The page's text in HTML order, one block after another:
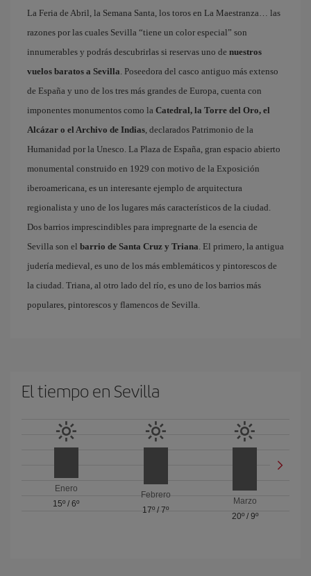
La Feria de Abril, la Semana Santa, los toros en La Maestranza… las
razones por las cuales Sevilla “tiene un color especial” son
innumerables y podrás descubrirlas si reservas uno de nuestros
vuelos baratos a Sevilla. Poseedora del casco antiguo más extenso
de España y uno de los tres más grandes de Europa, cuenta con
imponentes monumentos como la Catedral, la Torre del Oro, el
Alcázar o el Archivo de Indias, declarados Patrimonio de la
Humanidad por la Unesco. La Plaza de España, gran espacio abierto
monumental construido en 1929 con motivo de la Exposición
iberoamericana, es un interesante ejemplo de arquitectura
regionalista y uno de los lugares más característicos de la ciudad.
Dos barrios imprescindibles para impregnarte de la esencia de
Sevilla son el barrio de Santa Cruz y Triana. El primero, la antigua
judería medieval, es uno de los más emblemáticos y pintorescos de
la ciudad. Triana, al otro lado del río, es uno de los barrios más
populares, pintorescos y flamencos de Sevilla.
El tiempo en Sevilla
Enero
15º /6º
Febrero
17º / 7º
Marzo
20º/ 9º